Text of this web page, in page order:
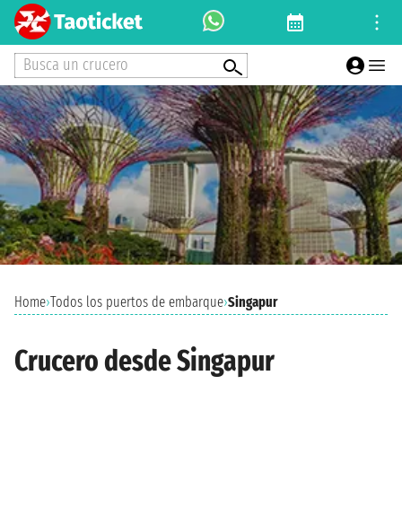
Busca un crucero
Home›Todos los puertos de embarque›Singapur
Crucero desde Singapur